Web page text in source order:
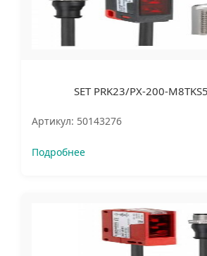
SET PRK23/PX-200-
Артикул: 50143276
Подробнее